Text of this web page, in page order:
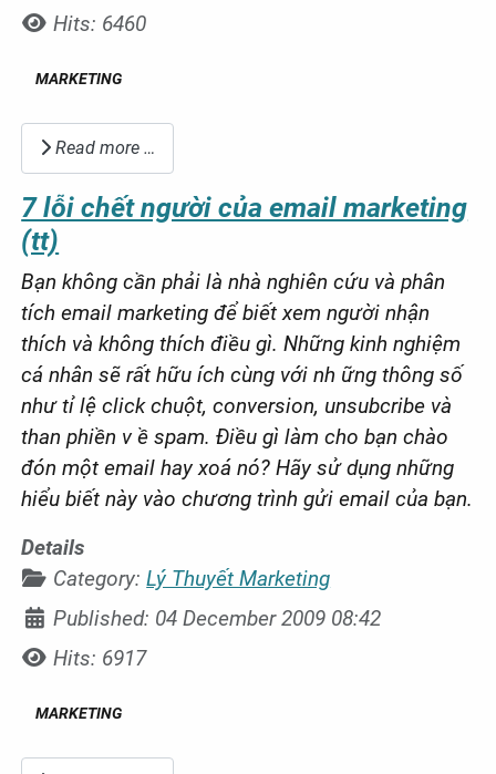
Hits: 6460
MARKETING
Read more …
7 lỗi chết người của email marketing
(tt)
Bạn không cần phải là nhà nghiên cứu và phân
tích email marketing để biết xem người nhận
thích và không thích điều gì. Những kinh nghiệm
cá nhân sẽ rất hữu ích cùng với nh ững thông số
như tỉ lệ click chuột, conversion, unsubcribe và
than phiền v ề spam. Điều gì làm cho bạn chào
đón một email hay xoá nó? Hãy sử dụng những
hiểu biết này vào chương trình gửi email của bạn.
Details
Category:Lý Thuyết Marketing
Published: 04 December 2009 08:42
Hits: 6917
MARKETING